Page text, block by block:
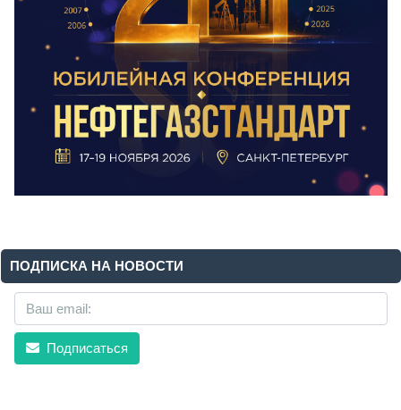
ПОДПИСКА НА НОВОСТИ
Подписаться